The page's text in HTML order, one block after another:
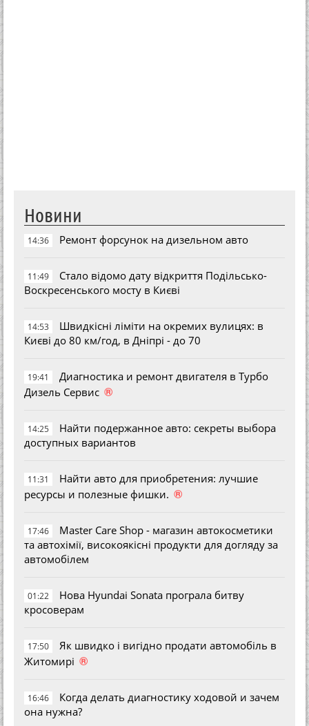
Новини
14:36 Ремонт форсунок на дизельном авто
11:49
Стало відомо дату відкриття Подільсько-
Воскресенського мосту в Києві
14:53
Швидкісні ліміти на окремих вулицях: в
Києві до 80 км/год, в Дніпрі - до 70
19:41
Диагностика и ремонт двигателя в Турбо
Дизель Сервис ®
14:25
Найти подержанное авто: секреты выбора
доступных вариантов
11:31
Найти авто для приобретения: лучшие
ресурсы и полезные фишки. ®
17:46
Master Care Shop - магазин автокосметики
та автохімії, високоякісні продукти для догляду за
автомобілем
01:22
Нова Hyundai Sonata програла битву
кросоверам
17:50
Як швидко і вигідно продати автомобіль в
Житомирі ®
16:46
Когда делать диагностику ходовой и зачем
она нужна?